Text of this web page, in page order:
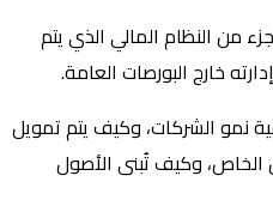
من النظام المالي الذي يتم
خارج البورصات العامة.
الشركات، وكيف يتم تمويل
الخاص، وكيف تُبنى الأصول